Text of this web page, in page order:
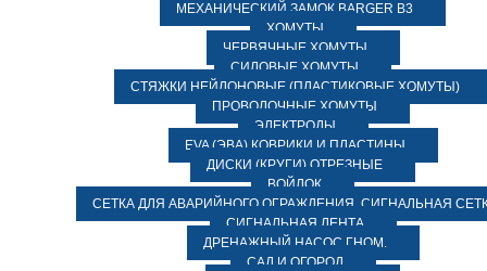
МЕХАНИЧЕСКИЙ ЗАМОК BARGER B3
ХОМУТЫ
ЧЕРВЯЧНЫЕ ХОМУТЫ
СИЛОВЫЕ ХОМУТЫ
СТЯЖКИ НЕЙЛОНОВЫЕ (ПЛАСТИКОВЫЕ ХОМУТЫ)
ПРОВОЛОЧНЫЕ ХОМУТЫ
ЭЛЕКТРОДЫ
EVA (ЭВА) КОВРИКИ И ПЛАСТИНЫ
ДИСКИ (КРУГИ) ОТРЕЗНЫЕ
ВОЙЛОК
СЕТКА ДЛЯ АВАРИЙНОГО ОГРАЖДЕНИЯ, СИГНАЛЬНАЯ
СИГНАЛЬНАЯ ЛЕНТА
ДРЕНАЖНЫЙ НАСОС ГНОМ.
САД И ОГОРОД